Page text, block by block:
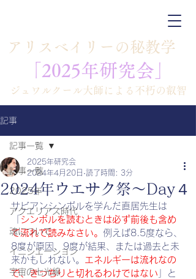
​アリスベイリーの秘教学
​ジュワルクール大師による不朽の叡智
「​​2025年研究会」
記事
記事一覧
2025年
アクエリアス時代
魂について
イニシエーション
宇宙の七光線
記事一覧
2024年ウエサク祭～Day４
2025年研究会
2024年4月20日 読了時間: 3分
サビアンシンボルを学んだ直居先生は
シンボルを読むときは必ず前後も含め
て流れで読みなさい。 例えば8.5度なら、
8度が原因、9度が結果、または過去と未
来かもしれない。
エネルギーは流れなの
で、きっちりと切れるわけではない 」と